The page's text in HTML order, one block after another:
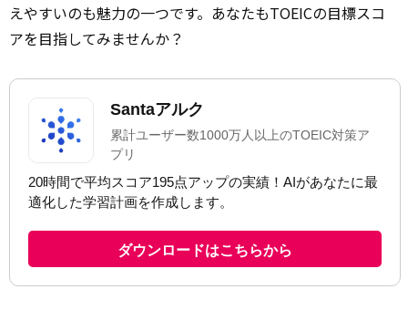
えやすいのも魅力の一つです。あなたもTOEICの目標スコ
アを目指してみませんか？